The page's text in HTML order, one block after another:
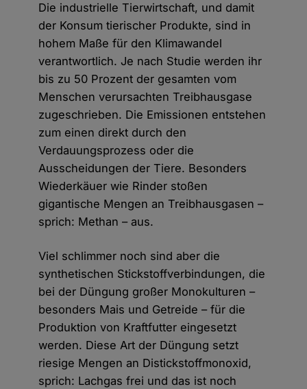
Die industrielle Tierwirtschaft, und damit
der Konsum tierischer Produkte, sind in
hohem Maße für den Klimawandel
verantwortlich. Je nach Studie werden ihr
bis zu 50 Prozent der gesamten vom
Menschen verursachten Treibhausgase
zugeschrieben. Die Emissionen entstehen
zum einen direkt durch den
Verdauungsprozess oder die
Ausscheidungen der Tiere. Besonders
Wiederkäuer wie Rinder stoßen
gigantische Mengen an Treibhausgasen –
sprich: Methan – aus.
Viel schlimmer noch sind aber die
synthetischen Stickstoffverbindungen, die
bei der Düngung großer Monokulturen –
besonders Mais und Getreide – für die
Produktion von Kraftfutter eingesetzt
werden. Diese Art der Düngung setzt
riesige Mengen an Distickstoffmonoxid,
sprich: Lachgas frei und das ist noch